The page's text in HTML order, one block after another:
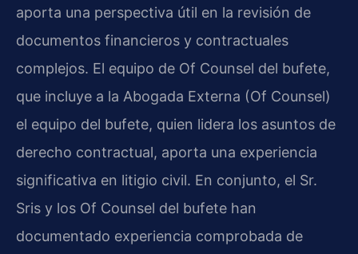
aporta una perspectiva útil en la revisión de
documentos financieros y contractuales
complejos. El equipo de Of Counsel del bufete,
que incluye a la Abogada Externa (Of Counsel)
el equipo del bufete, quien lidera los asuntos de
derecho contractual, aporta una experiencia
significativa en litigio civil. En conjunto, el Sr.
Sris y los Of Counsel del bufete han
documentado experiencia comprobada de